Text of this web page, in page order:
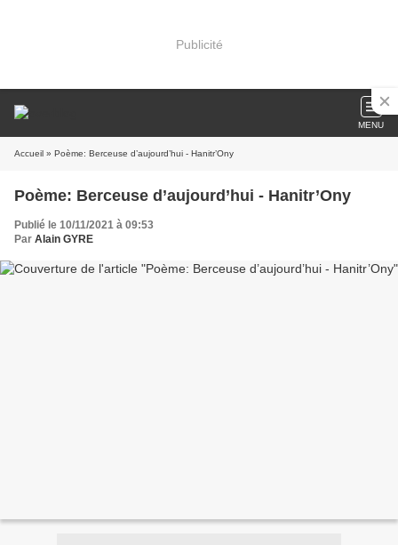
Publicité
MENU
Accueil » Poème: Berceuse d’aujourd’hui - Hanitr’Ony
Poème: Berceuse d’aujourd’hui - Hanitr’Ony
Publié le 10/11/2021 à 09:53
Par Alain GYRE